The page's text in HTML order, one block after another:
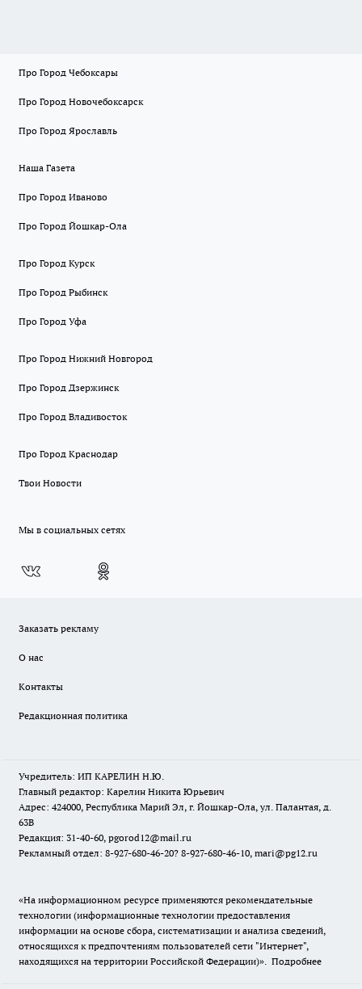
Про Город Чебоксары
Про Город Новочебоксарск
Про Город Ярославль
Наша Газета
Про Город Иваново
Про Город Йошкар-Ола
Про Город Курск
Про Город Рыбинск
Про Город Уфа
Про Город Нижний Новгород
Про Город Дзержинск
Про Город Владивосток
Про Город Краснодар
Твои Новости
Мы в социальных сетях
Заказать рекламу
О нас
Контакты
Редакционная политика
Учредитель: ИП КАРЕЛИН Н.Ю.
Главный редактор: Карелин Никита Юрьевич
Адрес: 424000, Республика Марий Эл, г. Йошкар-Ола, ул. Палантая, д.
63В
Редакция: 31-40-60, pgorod12@mail.ru
Рекламный отдел: 8-927-680-46-20? 8-927-680-46-10, mari@pg12.ru
«На информационном ресурсе применяются рекомендательные
технологии (информационные технологии предоставления
информации на основе сбора, систематизации и анализа сведений,
относящихся к предпочтениям пользователей сети "Интернет",
находящихся на территории Российской Федерации)». Подробнее